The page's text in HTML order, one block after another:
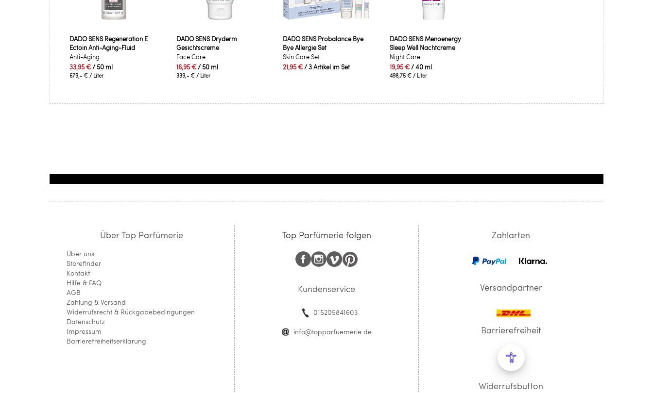
DADO SENS Regeneration E
Ectoin Anti-Aging-Fluid
Anti-Aging
33,95 €/ 50 ml
679,- € / Liter
DADO SENS Dryderm
Gesichtscreme
Face Care
16,95 €/ 50 ml
339,- €/ Liter
DADO SENS Probalance Bye
Bye Allergie Set
Skin Care Set
21,95 €/ 3 Artikel im Set
DADO SENS Menoenergy
Sleep Well Nachtcreme
Night Care
19,95 €/ 40 ml
498,75 €/ Liter
Über Top Parfümerie
Über uns
Storefinder
Kontakt
Hilfe & FAQ
AGB
Zahlung & Versand
Widerrufsrecht & Rückgabebedingungen
Datenschutz
Impressum
Barrierefreiheitserklärung
Top Parfümerie folgen
Kundenservice
015205841603
info@topparfuemerie.de
Zahlarten
Versandpartner
Barrierefreiheit
Widerrufsbutton